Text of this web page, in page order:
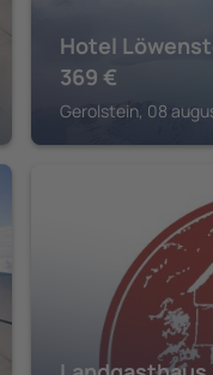
Hotel
369 €
Gerolstein, 08